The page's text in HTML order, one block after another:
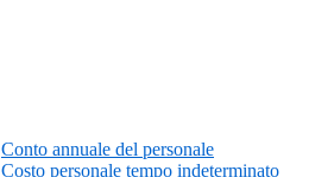
Conto annuale del personale
Costo personale tempo indeterminato